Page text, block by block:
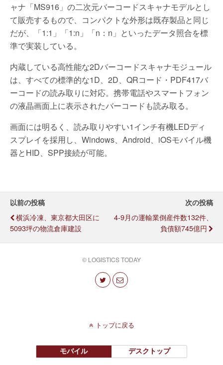
ャナ「MS916」の二次元バーコードスキャナモデルとし
て販売するもので、コンパクトな外形は既存製品と同じ
だが、「1:1」「1:n」「n：n」といったデータ照合を標
準で実装している。
内蔵している高性能な2Dバーコードスキャナモジュール
は、すべての標準的な1D、2D、QRコード・PDF417バ
ーコードの読み取りに対応。携帯電話やスマートフォン
の液晶画面上に表示されたバーコードも読み取る。
画面には明るく、読み取りやすい1インチ有機LEDディ
スプレイを採用し、Windows、Android、iOSモバイル機
器とHID、SPP接続が可能。
以前の投稿
横浜冷凍、東京都大田区に
5093坪の物流倉庫建設
次の投稿
4-9月の運輸業倒産件数132件、
負債額745億円
© LOGISTICS TODAY
トップに戻る
モバイル デスクトップ